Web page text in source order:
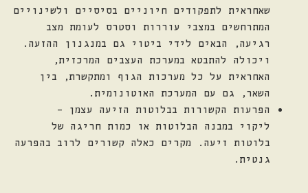
שאחראית לתפקודים חיוניים בסיסיים ולשינויים
המתרחשים במצבי עוררות וסטרס לעומת מצב
רגיעה, הבאים לידי ביטוי גם במנגנון ההזעה.
ויכולה להתבטא במערכת העצבים המרכזית,
האחראית על כל מערכות הגוף ומתקשרת, בין
השאר, גם עם המערכת האוטונומית.
הפרעות הקשורות בבלוטות הזיעה עצמן –
ליקוי במבנה הבלוטות או כמות חריגה של
בלוטות זיעה. מקרים כאלה קשורים לרוב בהפרעה
גנטית.